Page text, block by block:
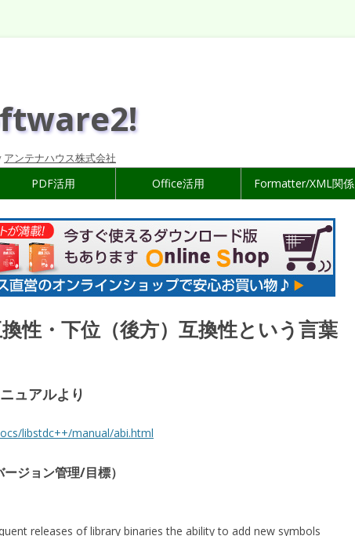
アンテナハウス株式会社
PDF活用 Office活用 Formatter/XML関係
性・下位（後方）互換性という言葉
ュアルより
libstdc++/manual/abi.html
ョン管理/目標）
releases of library binaries the ability to add new symbols